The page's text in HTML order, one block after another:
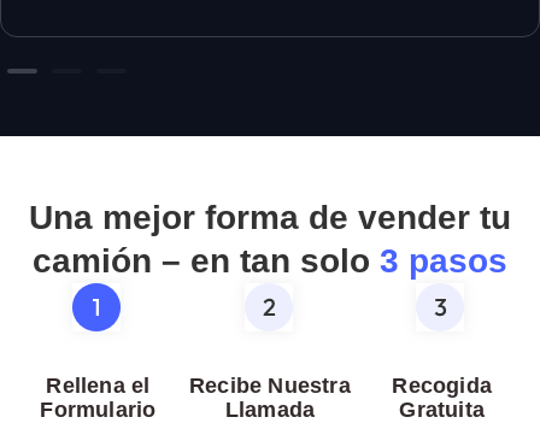
Una mejor forma de vender tu
camión – en tan solo 3 pasos
Rellena el
Formulario
Recibe Nuestra
Llamada
Recogida
Gratuita